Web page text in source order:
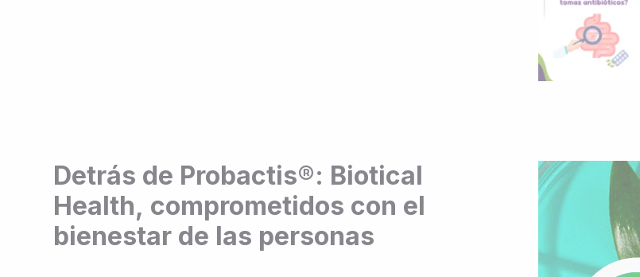
Detrás de Probactis®: Biotical
Health, comprometidos con el
bienestar de las personas